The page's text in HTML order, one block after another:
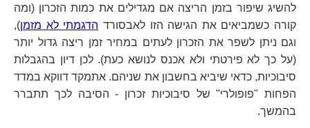
להשיג שיפור בזמן הריצה אם מגדילים את כמות הזכרון (ומה
קורה כשמביאים את הגישה הזו לאבסורד הדגמתי לא מזמן),
וגם ניתן לשפר את הזכרון לעתים במחיר זמן ריצה גדול יותר
(על כך לא פירטתי ולא אכנס לנושא כעת). לכן דיון בהגבלות
סיבוכיות, כדאי שיביא בחשבון את שניהם. אתמקד דווקא במדד
הפחות "פופולרי" של סיבוכיות זכרון - הסיבה לכך תתברר
בהמשך.